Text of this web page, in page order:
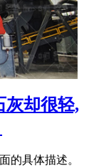
灰却很轻,
的具体描述。